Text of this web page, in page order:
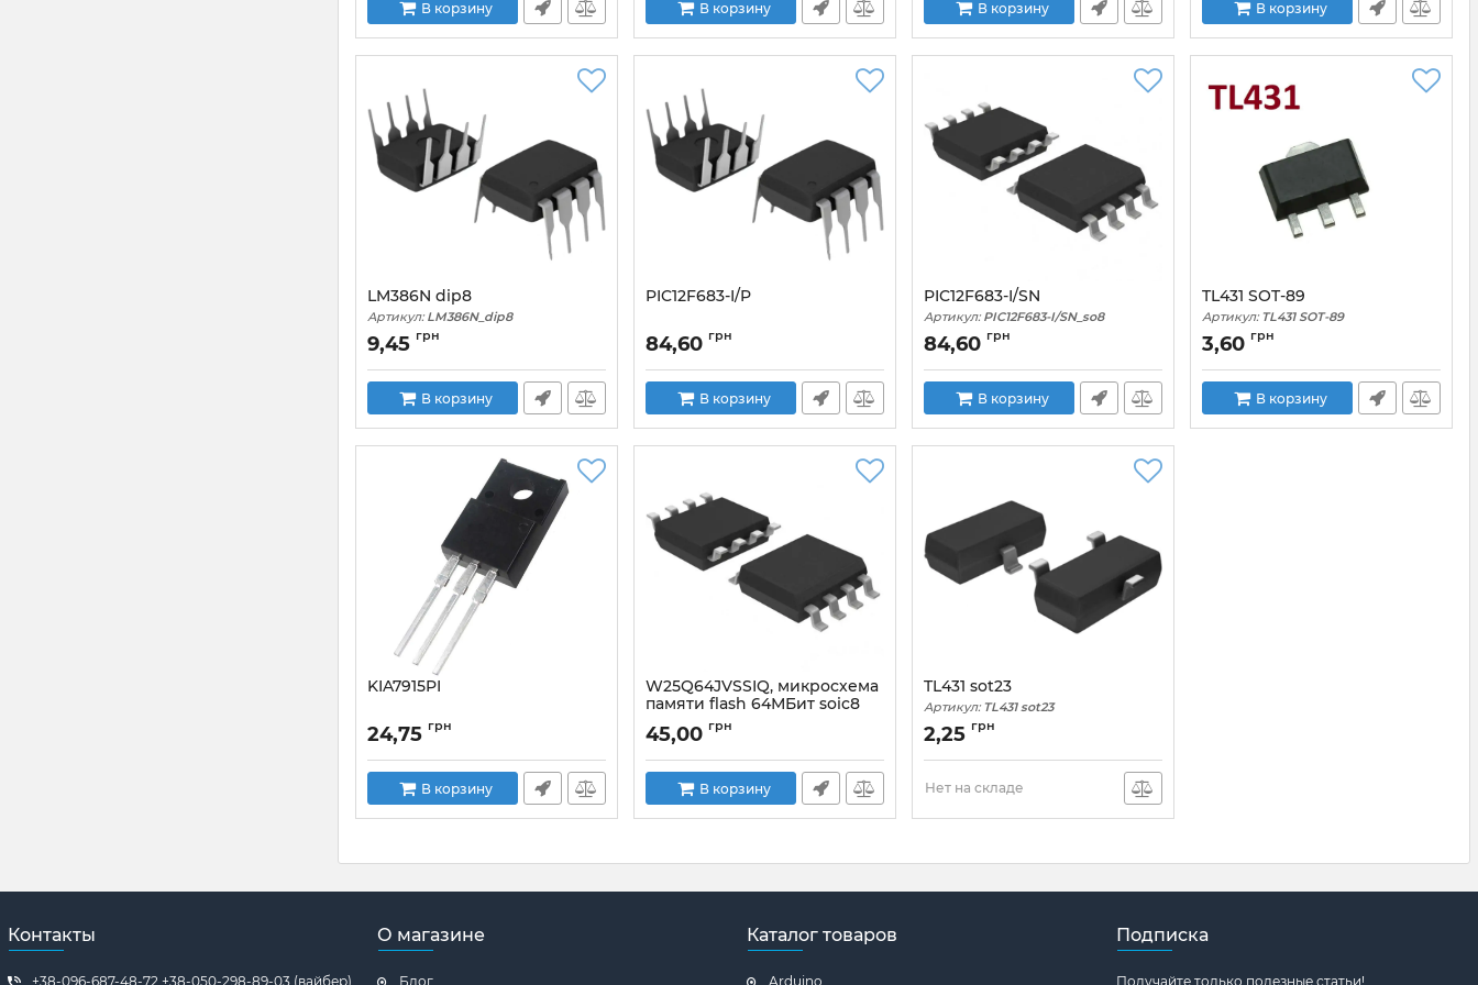
В корзину В корзину В корзину В корзину
LM386N dip8
Артикул: LM386N_dip8
9,45 грн
В корзину
PIC12F683-I/P
84,60 грн
В корзину
PIC12F683-I/SN
Артикул: PIC12F683-I/SN_so8
84,60 грн
В корзину
TL431 SOT-89
Артикул: TL431 SOT-89
3,60 грн
В корзину
KIA7915PI
24,75 грн
В корзину
W25Q64JVSSIQ, микросхема
памяти flash 64МБит soic8
45,00 грн
В корзину
TL431 sot23
Артикул: TL431 sot23
2,25 грн
Нет на складе
Контакты
+38-096-687-48-72 +38-050-298-89-03 (вайбер)
О магазине
Блог
Каталог товаров
Arduino
Подписка
Получайте только полезные статьи!